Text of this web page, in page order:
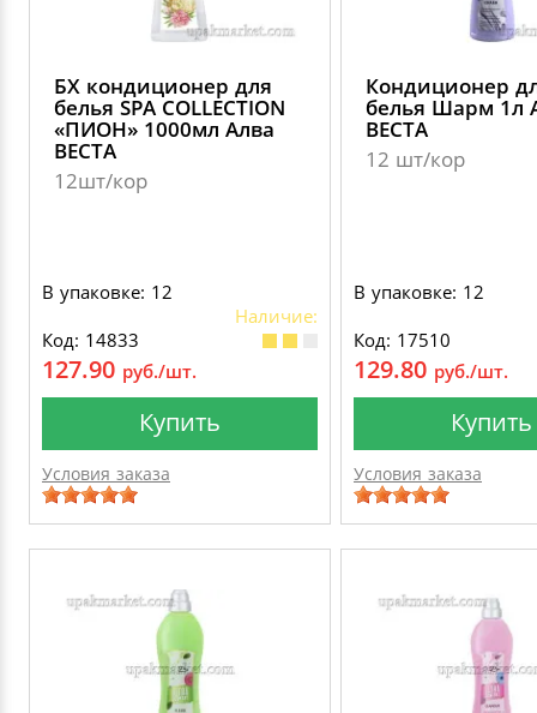
БХ кондиционер для
белья SPA COLLECTION
«ПИОН» 1000мл Алва
ВЕСТА
12шт/кор
В упаковке: 12
Наличие:
Код: 14833
127.90 руб./шт.
Купить
Условия заказа
Кондиционер
белья Шарм 1л
ВЕСТА
12 шт/кор
В упаковке: 12
Код: 17510
129.80 руб./шт.
Купить
Условия заказа